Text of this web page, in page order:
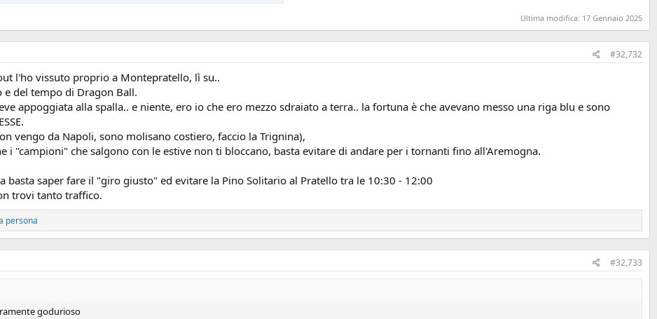
Ultima modifica: 17 Gennaio 2025
#32,732
l'ho vissuto proprio a Montepratello, lì su..
e del tempo di Dragon Ball.
appoggiata alla spalla.. e niente, ero io che ero mezzo sdraiato a terra.. la fortuna è che avevano messo una riga blu e sono
vengo da Napoli, sono molisano costiero, faccio la Trignina),
i "campioni" che salgono con le estive non ti bloccano, basta evitare di andare per i tornanti fino all'Aremogna.
basta saper fare il "giro giusto" ed evitare la Pino Solitario al Pratello tra le 10:30 - 12:00
trovi tanto traffico.
persona
#32,733
godurioso